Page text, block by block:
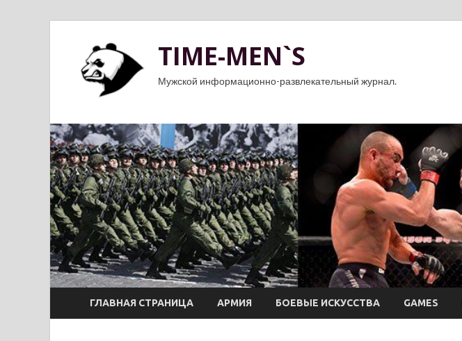
TIME-MEN`S
Мужской информационно-развлекательный журнал.
ГЛАВНАЯ СТРАНИЦА АРМИЯ БОЕВЫЕ ИСКУССТВА GAMES